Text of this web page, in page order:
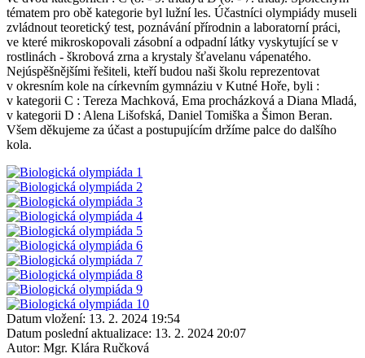
tématem pro obě kategorie byl lužní les. Účastníci olympiády museli
zvládnout teoretický test, poznávání přírodnin a laboratorní práci,
ve které mikroskopovali zásobní a odpadní látky vyskytující se v
rostlinách - škrobová zrna a krystaly šťavelanu vápenatého.
Nejúspěšnějšími řešiteli, kteří budou naši školu reprezentovat
v okresním kole na církevním gymnáziu v Kutné Hoře, byli :
v kategorii C : Tereza Machková, Ema procházková a Diana Mladá,
v kategorii D : Alena Lišofská, Daniel Tomiška a Šimon Beran.
Všem děkujeme za účast a postupujícím držíme palce do dalšího
kola.
Datum vložení: 13. 2. 2024 19:54
Datum poslední aktualizace: 13. 2. 2024 20:07
Autor: Mgr. Klára Ručková